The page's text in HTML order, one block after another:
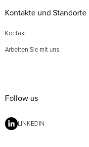
Kontakte und Standorte
Kontakt
Arbeiten Sie mit uns
Follow us
LINKEDIN